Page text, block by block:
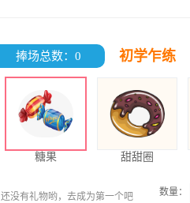
捧场总数：0 初学乍练
糖果 甜甜圈
还没有礼物哟，去成为第一个吧 数量：